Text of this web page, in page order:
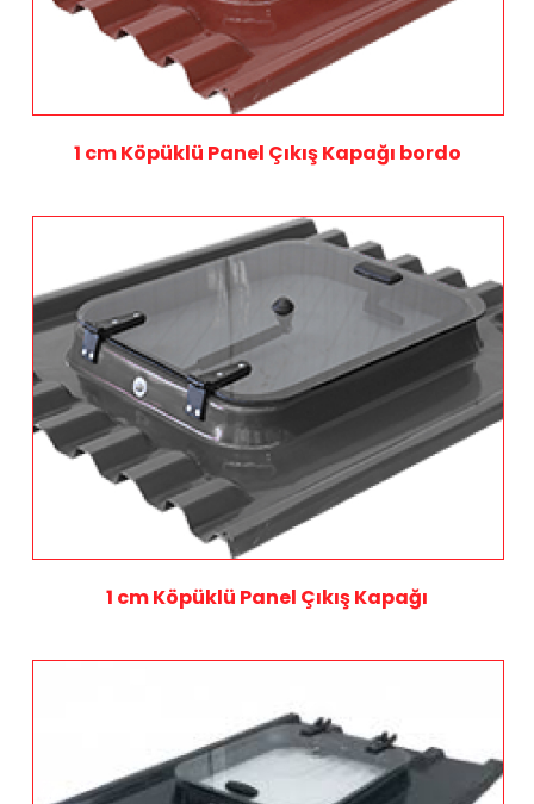
1 cm Köpüklü Panel Çıkış Kapağı bordo
1 cm Köpüklü Panel Çıkış Kapağı